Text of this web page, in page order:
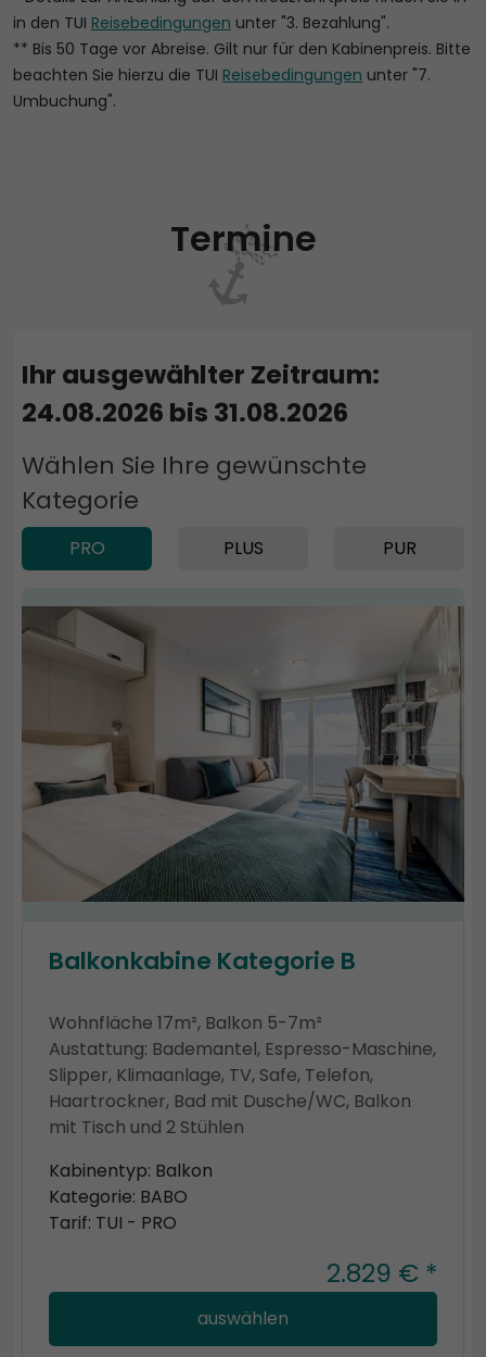
in den TUI Reisebedingungen unter "3. Bezahlung".
** Bis 50 Tage vor Abreise. Gilt nur für den Kabinenpreis. Bitte
beachten Sie hierzu die TUI Reisebedingungen unter "7.
Umbuchung".
Termine
Ihr ausgewählter Zeitraum:
24.08.2026 bis 31.08.2026
Wählen Sie Ihre gewünschte
Kategorie
PRO PLUS PUR
Balkonkabine Kategorie B
Wohnfläche 17m², Balkon 5-7m²
Austattung: Bademantel, Espresso-Maschine,
Slipper, Klimaanlage, TV, Safe, Telefon,
Haartrockner, Bad mit Dusche/WC, Balkon
mit Tisch und 2 Stühlen
Kabinentyp: Balkon
Kategorie: BABO
Tarif: TUI - PRO
2.829 € *
auswählen